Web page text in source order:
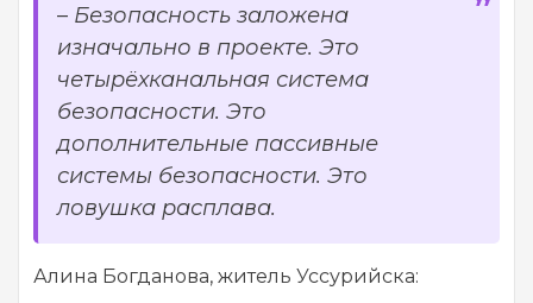
– Безопасность заложена
изначально в проекте. Это
четырёхканальная система
безопасности. Это
дополнительные пассивные
системы безопасности. Это
ловушка расплава.
Алина Богданова, житель Уссурийска: